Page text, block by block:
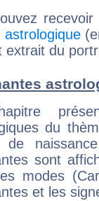
astrologique
extrait du
du
de
sont
modes
et les